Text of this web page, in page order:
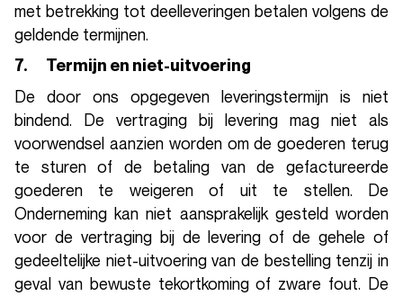
met betrekking tot deelleveringen betalen volgens de
geldende termijnen.
7. Termijn en niet-uitvoering
De door ons opgegeven leveringstermijn is niet
bindend. De vertraging bij levering mag niet als
voorwendsel aanzien worden om de goederen terug
te sturen of de betaling van de gefactureerde
goederen te weigeren of uit te stellen. De
Onderneming kan niet aansprakelijk gesteld worden
voor de vertraging bij de levering of de gehele of
gedeeltelijke niet-uitvoering van de bestelling tenzij in
geval van bewuste tekortkoming of zware fout. De